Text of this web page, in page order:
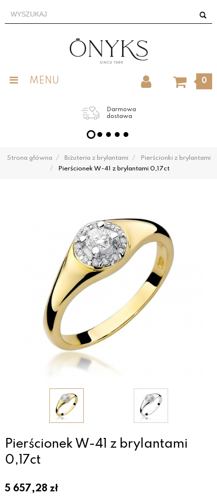
MENU 0
Darmowa
dostawa
Strona główna Biżuteria z brylantami
Pierścionki z brylantami
Pierścionek W-41 z brylantami 0,17ct
Pierścionek W-41 z brylantami
0,17ct
5 657,28 zł